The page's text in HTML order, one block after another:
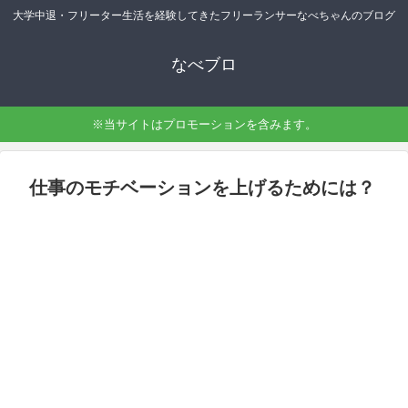
大学中退・フリーター生活を経験してきたフリーランサーなべちゃんのブログ
なべブロ
※当サイトはプロモーションを含みます。
仕事のモチベーションを上げるためには？